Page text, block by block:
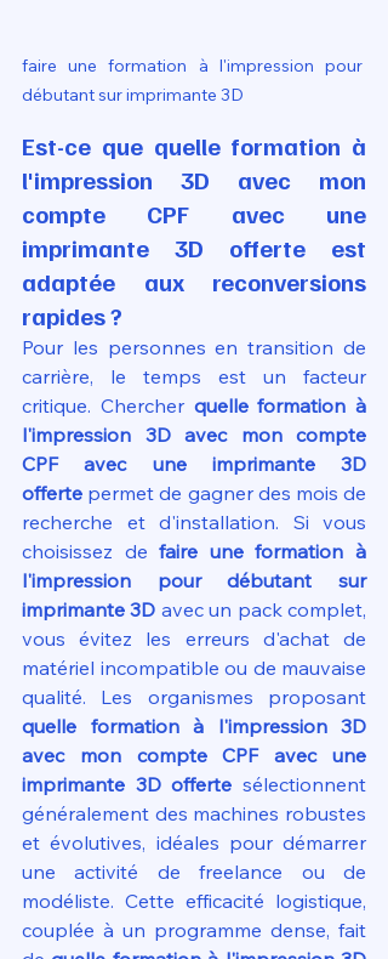
faire une formation à l'impression pour
débutant sur imprimante 3D
Est-ce que quelle formation à
l'impression 3D avec mon
compte CPF avec une
imprimante 3D offerte est
adaptée aux reconversions
rapides ?
Pour les personnes en transition de
carrière, le temps est un facteur
critique. Chercher quelle formation à
l'impression 3D avec mon compte
CPF avec une imprimante 3D
offerte permet de gagner des mois de
recherche et d'installation. Si vous
choisissez de faire une formation à
l'impression pour débutant sur
imprimante 3D avec un pack complet,
vous évitez les erreurs d'achat de
matériel incompatible ou de mauvaise
quelle formation à l'impression 3D
avec mon compte CPF avec une
imprimante 3D offerte sélectionnent
généralement des machines robustes
et évolutives, idéales pour démarrer
une activité de freelance ou de
modéliste. Cette efficacité logistique,
couplée à un programme dense, fait